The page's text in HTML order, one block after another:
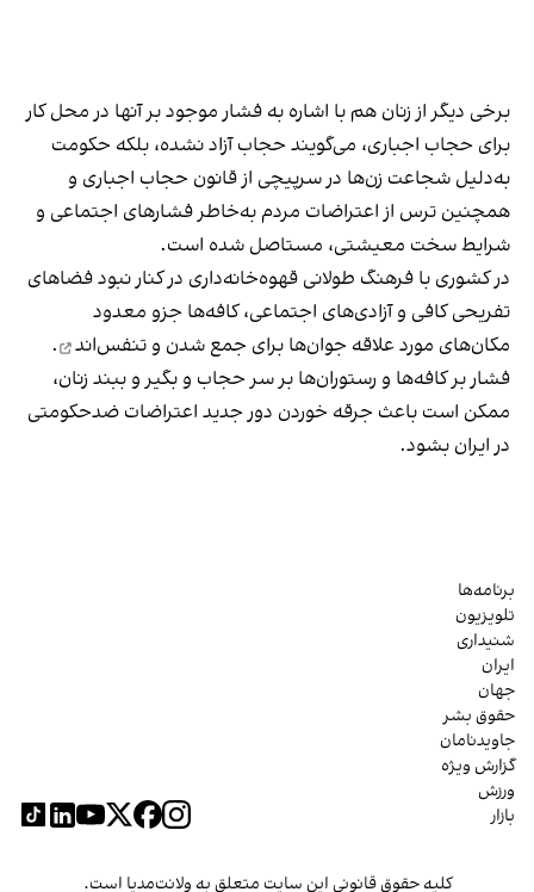
برخی دیگر از زنان هم با اشاره به فشار موجود بر آنها در محل کار
برای حجاب اجباری، می‌گویند حجاب آزاد نشده، بلکه حکومت
به‌دلیل شجاعت زن‌ها در سرپیچی از قانون حجاب اجباری و
همچنین ترس از اعتراضات مردم به‌خاطر فشارهای اجتماعی و
شرایط سخت معیشتی، مستاصل شده است.
در کشوری با فرهنگ طولانی قهوه‌‌خانه‌داری در کنار نبود فضاهای
تفریحی کافی و آزادی‌های اجتماعی، کافه‌ها جزو معدود
مکان‌های مورد علاقه جوان‌ها برای جمع شدن و تنفس‌اند
.
فشار بر کافه‌ها و رستوران‌ها بر سر حجاب و بگیر و ببند زنان،
ممکن است باعث جرقه خوردن دور جدید اعتراضات ضدحکومتی
در ایران بشود.
برنامه‌ها
تلویزیون
شنیداری
ایران
جهان
حقوق بشر
جاویدنامان
گزارش ویژه
ورزش
بازار
کلیه حقوق قانونی این سایت متعلق به ولانت‌مدیا است.